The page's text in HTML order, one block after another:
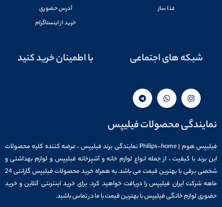
غذا ساز
آدرس حضوری
خرید از اینستاگرام
شبکه های اجتماعی با اطمینان خرید کنید
نمایندگی محصولات فیلیپس
فیلیپس هوم | Philips-home نمایندگی برند فیلیپس ، عرضه کننده کلیه محصولات
این برند با کیفیت ، از جمله انواع لوازم خانه و آشپزخانه فیلیپس و لوازم بهداشتی و
شخصی برقی با بهترین قیمت می باشد. به همراه خرید محصولات فیلیپس گارانتی 24
ماهه شرکت ایران فیلیپس را دریافت خواهید کرد. برای خرید اینترنتی آنلاین و خرید
حضوری لوازم خانگی فیلیپس با بهترین قیمت با ما در تماس باشید.